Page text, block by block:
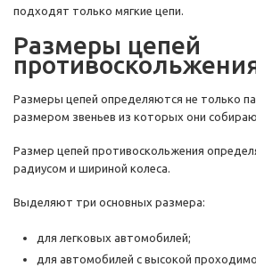
подходят только мягкие цепи.
Размеры цепей
Размеры цепей определяются не только
размером звеньев из которых они
Размер цепей противоскольжения
радиусом и шириной колеса.
Выделяют три основных размера:
для легковых автомобилей;
для автомобилей с высокой